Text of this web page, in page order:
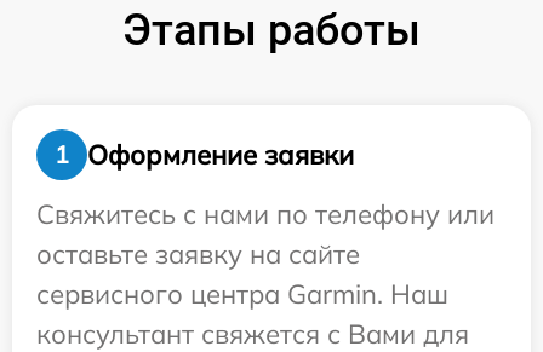
Этапы работы
1
Оформление заявки
Свяжитесь с нами по телефону или
оставьте заявку на сайте
сервисного центра Garmin. Наш
консультант свяжется с Вами для